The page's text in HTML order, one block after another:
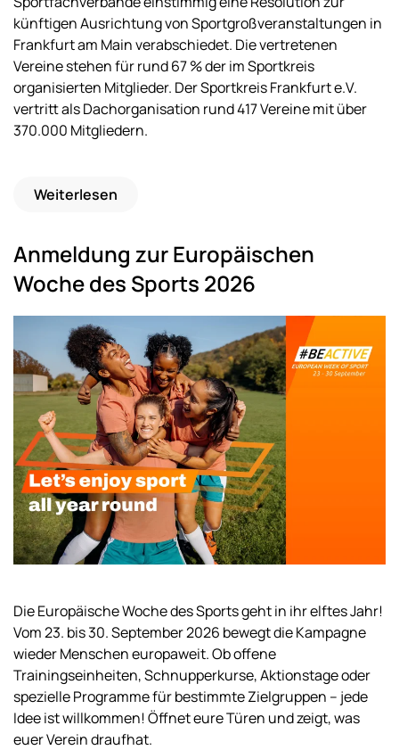
künftigen Ausrichtung von Sportgroßveranstaltungen in
Frankfurt am Main verabschiedet. Die vertretenen
Vereine stehen für rund 67 % der im Sportkreis
organisierten Mitglieder. Der Sportkreis Frankfurt e.V.
vertritt als Dachorganisation rund 417 Vereine mit über
370.000 Mitgliedern.
Weiterlesen
Anmeldung zur Europäischen
Woche des Sports 2026
Die Europäische Woche des Sports geht in ihr elftes Jahr!
Vom 23. bis 30. September 2026 bewegt die Kampagne
wieder Menschen europaweit. Ob offene
Trainingseinheiten, Schnupperkurse, Aktionstage oder
spezielle Programme für bestimmte Zielgruppen – jede
Idee ist willkommen! Öffnet eure Türen und zeigt, was
euer Verein draufhat.